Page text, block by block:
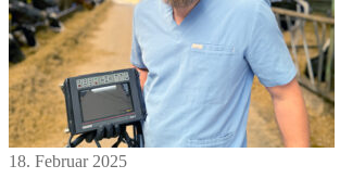
18. Februar 2025